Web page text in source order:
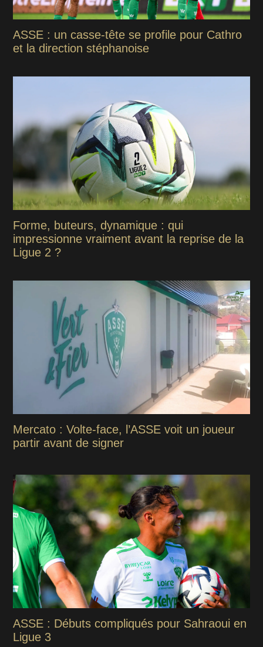
ASSE : un casse-tête se profile pour Cathro
et la direction stéphanoise
Forme, buteurs, dynamique : qui
impressionne vraiment avant la reprise de la
Ligue 2 ?
Mercato : Volte-face, l’ASSE voit un joueur
partir avant de signer
ASSE : Débuts compliqués pour Sahraoui en
Ligue 3